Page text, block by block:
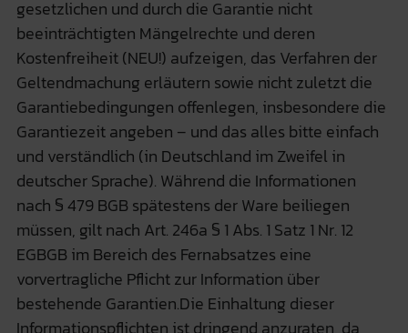
gesetzlichen und durch die Garantie nicht
beeinträchtigten Mängelrechte und deren
Kostenfreiheit (NEU!) aufzeigen, das Verfahren der
Geltendmachung erläutern sowie nicht zuletzt die
Garantiebedingungen offenlegen, insbesondere die
Garantiezeit angeben – und das alles bitte einfach
und verständlich (in Deutschland im Zweifel in
deutscher Sprache). Während die Informationen
nach § 479 BGB spätestens der Ware beiliegen
müssen, gilt nach Art. 246a § 1 Abs. 1 Satz 1 Nr. 12
EGBGB im Bereich des Fernabsatzes eine
vorvertragliche Pflicht zur Information über
bestehende Garantien.Die Einhaltung dieser